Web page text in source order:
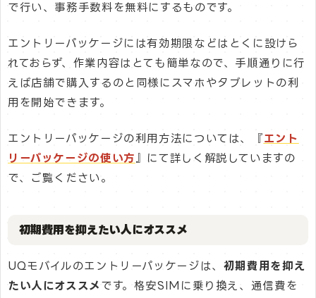
で行い、事務手数料を無料にするものです。
エントリーパッケージには有効期限などはとくに設けら
れておらず、作業内容はとても簡単なので、手順通りに行
えば店舗で購入するのと同様にスマホやタブレットの利
用を開始できます。
エントリーパッケージの利用方法については、『エント
リーパッケージの使い方』にて詳しく解説していますの
で、ご覧ください。
初期費用を抑えたい人にオススメ
UQモバイルのエントリーパッケージは、 初期費用を抑え
たい人にオススメ です。格安SIMに乗り換え、通信費を